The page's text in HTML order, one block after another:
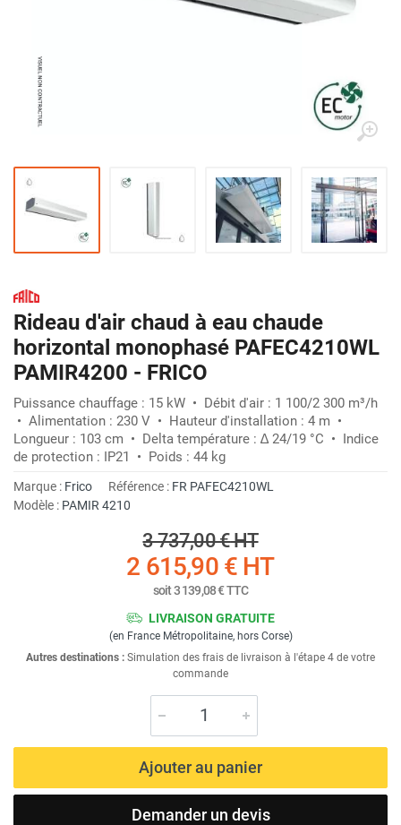
Rideau d'air chaud à eau chaude
horizontal monophasé PAFEC4210WL
PAMIR4200 - FRICO
Puissance chauffage : 15 kW • Débit d'air : 1 100/2 300 m³/h
• Alimentation : 230 V • Hauteur d'installation : 4 m •
Longueur : 103 cm • Delta température : ∆ 24/19 °C • Indice
de protection : IP21 • Poids : 44 kg
Marque : Frico Référence : FR PAFEC4210WL
Modèle : PAMIR 4210
3 737,00 €HT
2 615,90 € HT
soit3 139,08 €TTC
LIVRAISON GRATUITE
(en France Métropolitaine, hors Corse)
Autres destinations : Simulation des frais de livraison à l'étape 4 de votre
commande
Ajouter au panier
Demander un devis